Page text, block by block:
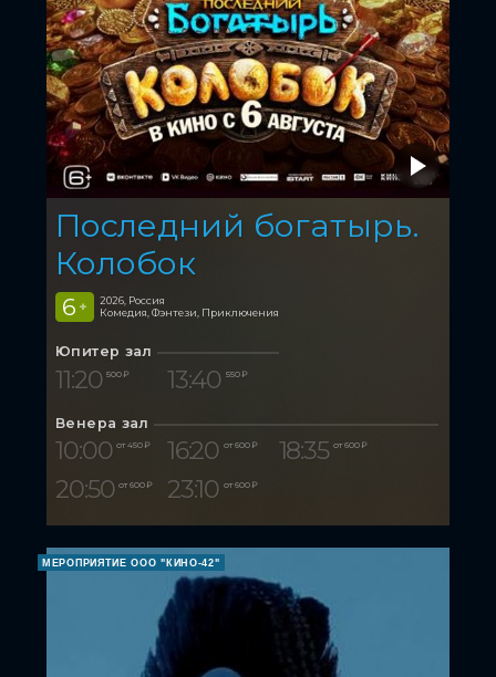
Последний богатырь.
Колобок
6 +
2026, Россия
Комедия, Фэнтези, Приключения
Юпитер зал
11:20 500 ₽ 13:40 550 ₽
Венера зал
10:00 от 450 ₽ 16:20 от 600 ₽ 18:35 от 600 ₽
20:50 от 600 ₽ 23:10 от 600 ₽
МЕРОПРИЯТИЕ ООО "КИНО-42"